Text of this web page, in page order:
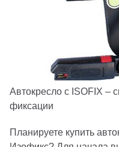
Автокресло с ISOFIX –
фиксации
Планируете купить